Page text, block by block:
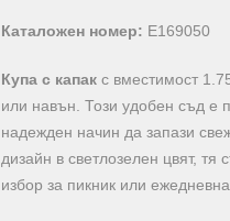
Каталожен номер: E169050
Купа с капак с вместимост
или навън. Този удобен съд е
надежден начин да запази
дизайн в светлозелен цвят,
избор за пикник или